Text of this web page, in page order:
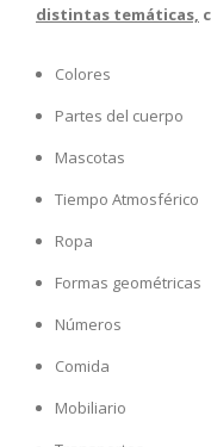
distintas temáticas,
Colores
Partes del cuerpo
Mascotas
Tiempo Atmosférico
Ropa
Formas geométricas
Números
Comida
Mobiliario